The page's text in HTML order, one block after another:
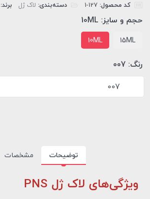
کد محصول: دسته‌بندی: لاک ژل برند:
حجم و سایز: 10ML
15ML
10ML
رنگ: 007
007
توضیحات مشخصات
ویژگی‌های لاک ژل PNS